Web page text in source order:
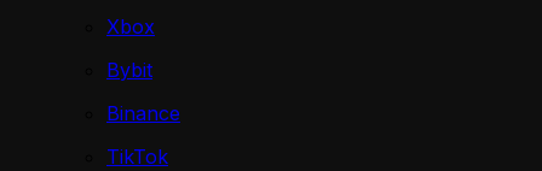
Xbox
Bybit
Binance
TikTok